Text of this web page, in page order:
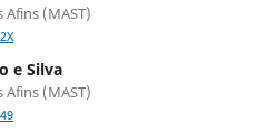
(MAST)
e Silva
(MAST)